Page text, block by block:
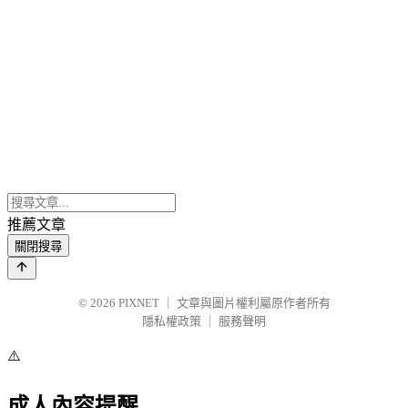
推薦文章
關閉搜尋
© 2026 PIXNET
文章與圖片權利屬原作者所有
隱私權政策
服務聲明
⚠️